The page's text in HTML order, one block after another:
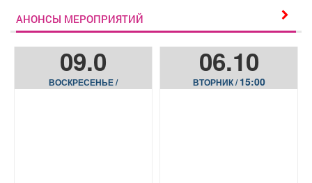
АНОНСЫ МЕРОПРИЯТИЙ
09.0
ВОСКРЕСЕНЬЕ /
06.10
ВТОРНИК /15:00